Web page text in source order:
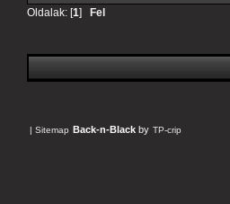
Oldalak: [1] Fel
| Sitemap Back-n-Black by TP-crip